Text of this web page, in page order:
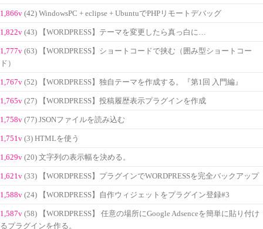
1,866v (42) WindowsPC + eclipse + UbuntuでPHPリモートデバッグ
1,822v (43) 【WORDPRESS】テーマを変更したら真っ白に…
1,777v (63) 【WORDPRESS】ショートコードで挟む（囲み型ショートコー
ド）
1,767v (52) 【WORDPRESS】独自テーマを作成する。『第1回 入門編』
1,765v (27) 【WORDPRESS】投稿履歴表示プラグインを作成
1,758v (77) JSONファイルを読み込む
1,751v (3) HTMLを使う
1,629v (20) 文字列の表示幅を決める。
1,621v (33) 【WORDPRESS】プラグインでWORDPRESSを完全バックアップ
1,588v (24) 【WORDPRESS】自作ウィジェットをプラグイン登録#3
1,587v (58) 【WORDPRESS】 任意の場所にGoogle Adsenceを簡単に貼り付け
るプラグインを作る。